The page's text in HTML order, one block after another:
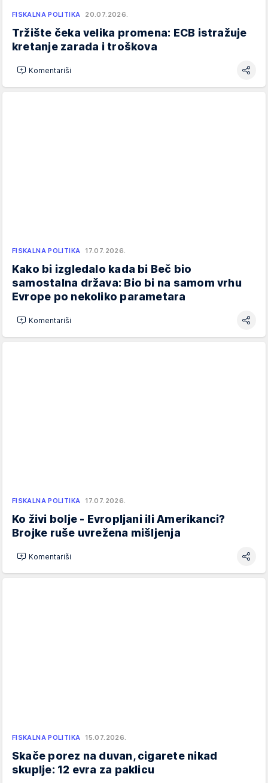
FISKALNA POLITIKA 20.07.2026.
Tržište čeka velika promena: ECB istražuje
kretanje zarada i troškova
Komentariši
FISKALNA POLITIKA 17.07.2026.
Kako bi izgledalo kada bi Beč bio
samostalna država: Bio bi na samom vrhu
Evrope po nekoliko parametara
Komentariši
FISKALNA POLITIKA 17.07.2026.
Ko živi bolje - Evropljani ili Amerikanci?
Brojke ruše uvrežena mišljenja
Komentariši
FISKALNA POLITIKA 15.07.2026.
Skače porez na duvan, cigarete nikad
skuplje: 12 evra za paklicu